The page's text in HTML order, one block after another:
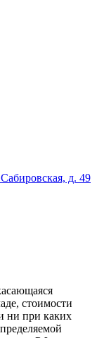
д. 49
стоимости
ни при каких